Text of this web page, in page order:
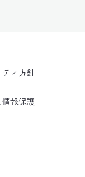
ィ方針
報保護